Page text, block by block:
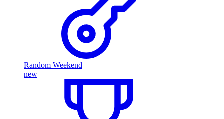
Random Weekend
new